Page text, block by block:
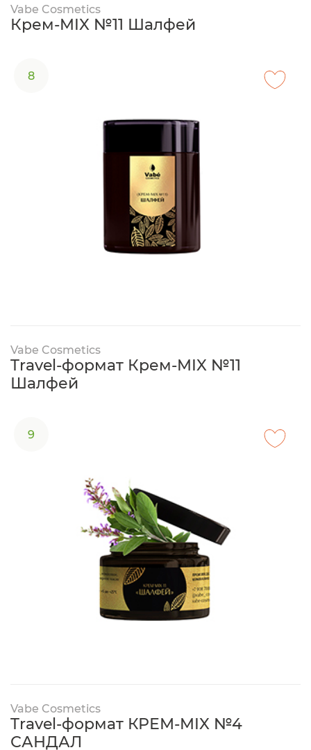
Vabe Cosmetics
Крем-MIX №11 Шалфей
8
Vabe Cosmetics
Travel-формат Крем-MIX №11
Шалфей
9
Vabe Cosmetics
Travel-формат КРЕМ-MIX №4
САНДАЛ